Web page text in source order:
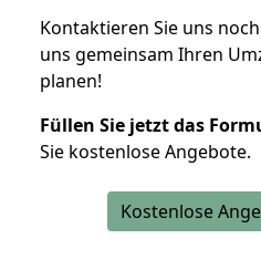
Kontaktieren Sie uns
uns gemeinsam Ihren
planen!
Füllen Sie jetzt das
Sie kostenlose Angebote.
Kostenlose